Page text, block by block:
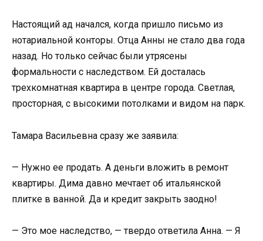
Настоящий ад начался, когда пришло письмо из
нотариальной конторы. Отца Анны не стало два года
назад. Но только сейчас были утрясены
формальности с наследством. Ей досталась
трехкомнатная квартира в центре города. Светлая,
просторная, с высокими потолками и видом на парк.
Тамара Васильевна сразу же заявила:
— Нужно ее продать. А деньги вложить в ремонт
квартиры. Дима давно мечтает об итальянской
плитке в ванной. Да и кредит закрыть заодно!
— Это мое наследство, — твердо ответила Анна. — Я